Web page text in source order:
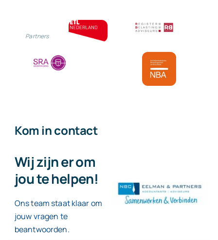
bij
Partners
Kom in contact
Wij zijn er om
jou te helpen!
Ons team staat klaar om
jouw vragen te
beantwoorden.